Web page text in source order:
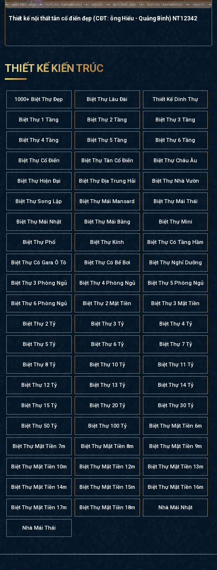
Thiết kế nội thất tân cổ điển đẹp (CĐT: ông Hiếu - Quảng Bình) NT12342
THIẾT KẾ KIẾN TRÚC
1000+ Biệt Thự Đẹp Biệt Thự Lâu Đài Thiết Kế Dinh Thự
Biệt Thự 1 Tầng Biệt Thự 2 Tầng Biệt Thự 3 Tầng
Biệt Thự 4 Tầng Biệt Thự 5 Tầng Biệt Thự 6 Tầng
Biệt Thự Cổ Điển Biệt Thự Tân Cổ Điển Biệt Thự Châu Âu
Biệt Thự Hiện Đại Biệt Thự Địa Trung Hải Biệt Thự Nhà Vườn
Biệt Thự Song Lập Biệt Thự Mái Mansard Biệt Thự Mái Thái
Biệt Thự Mái Nhật Biệt Thự Mái Bằng Biệt Thự Mini
Biệt Thự Phố Biệt Thự Kính Biệt Thự Có Tầng Hầm
Biệt Thự Có Gara Ô Tô Biệt Thự Có Bể Bơi Biệt Thự Nghỉ Dưỡng
Biệt Thự 3 Phòng Ngủ Biệt Thự 4 Phòng Ngủ Biệt Thự 5 Phòng Ngủ
Biệt Thự 6 Phòng Ngủ Biệt Thự 2 Mặt Tiền Biệt Thự 3 Mặt Tiền
Biệt Thự 2 Tỷ Biệt Thự 3 Tỷ Biệt Thự 4 Tỷ
Biệt Thự 5 Tỷ Biệt Thự 6 Tỷ Biệt Thự 7 Tỷ
Biệt Thự 8 Tỷ Biệt Thự 10 Tỷ Biệt Thự 11 Tỷ
Biệt Thự 12 Tỷ Biệt Thự 13 Tỷ Biệt Thự 14 Tỷ
Biệt Thự 15 Tỷ Biệt Thự 20 Tỷ Biệt Thự 30 Tỷ
Biệt Thự 50 Tỷ Biệt Thự 100 Tỷ Biệt Thự Mặt Tiền 6m
Biệt Thự Mặt Tiền 7m Biệt Thự Mặt Tiền 8m Biệt Thự Mặt Tiền 9m
Biệt Thự Mặt Tiền 10m Biệt Thự Mặt Tiền 12m Biệt Thự Mặt Tiền 13m
Biệt Thự Mặt Tiền 14m Biệt Thự Mặt Tiền 15m Biệt Thự Mặt Tiền 16m
Biệt Thự Mặt Tiền 17m Biệt Thự Mặt Tiền 18m Nhà Mái Nhật
Nhà Mái Thái